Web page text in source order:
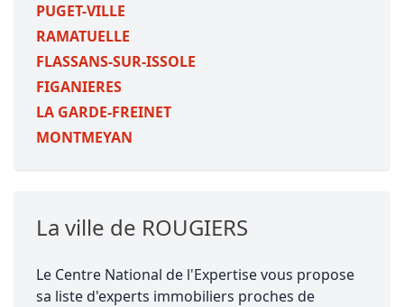
PUGET-VILLE
RAMATUELLE
FLASSANS-SUR-ISSOLE
FIGANIERES
LA GARDE-FREINET
MONTMEYAN
La ville de ROUGIERS
Le Centre National de l'Expertise vous propose
sa liste d'experts immobiliers proches de